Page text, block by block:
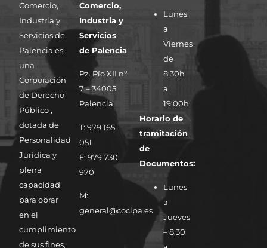
Comercio,
Industria y
Servicios de
Palencia es
una
Corporación
de Derecho
Público ,
dotada de
Personalidad
Jurídica y
plena
capacidad
para obrar
en el
cumplimiento
de sus fines,
Comercio,
Industria y
Servicios
de Palencia
Pz. Pío XII nº
7 – 34005
Palencia
T: 979 165
051
F: 979 730
970
M:
general@cocipa.es
Lunes
a
Viernes
de
8:30h
a
19:00h
Horario de
tramitación
de
Documentos:
Lunes
a
Jueves
– 8.30